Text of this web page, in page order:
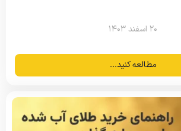
۲۰ اسفند ۱۴۰۳
مطالعه کنید...